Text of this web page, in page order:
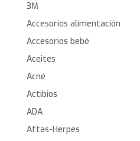
3M
Accesorios alimentación
Accesorios bebé
Aceites
Acné
Actibios
ADA
Aftas-Herpes